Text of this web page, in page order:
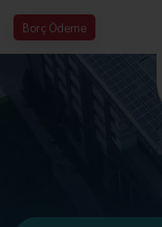
Borç Ödeme